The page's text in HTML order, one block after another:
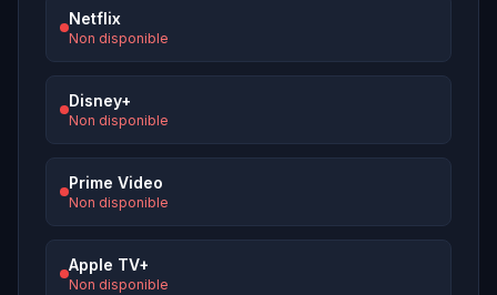
Netflix
Non disponible
Disney+
Non disponible
Prime Video
Non disponible
Apple TV+
Non disponible